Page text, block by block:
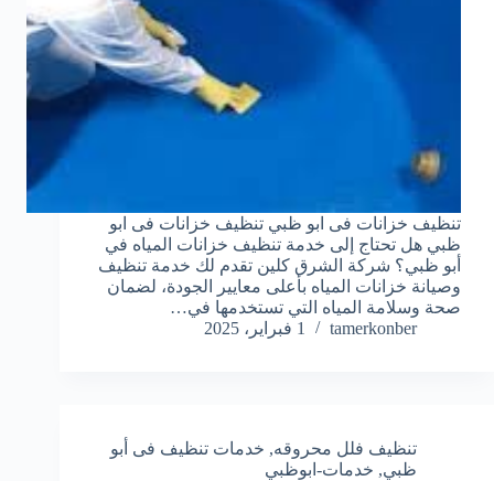
تنظيف خزانات فى ابو ظبي تنظيف خزانات فى ابو
ظبي هل تحتاج إلى خدمة تنظيف خزانات المياه في
أبو ظبي؟ شركة الشرق كلين تقدم لك خدمة تنظيف
وصيانة خزانات المياه بأعلى معايير الجودة، لضمان
صحة وسلامة المياه التي تستخدمها في…
tamerkonber
1 فبراير، 2025
تنظيف فلل محروقه, خدمات تنظيف فى أبو
ظبي, خدمات-ابوظبي